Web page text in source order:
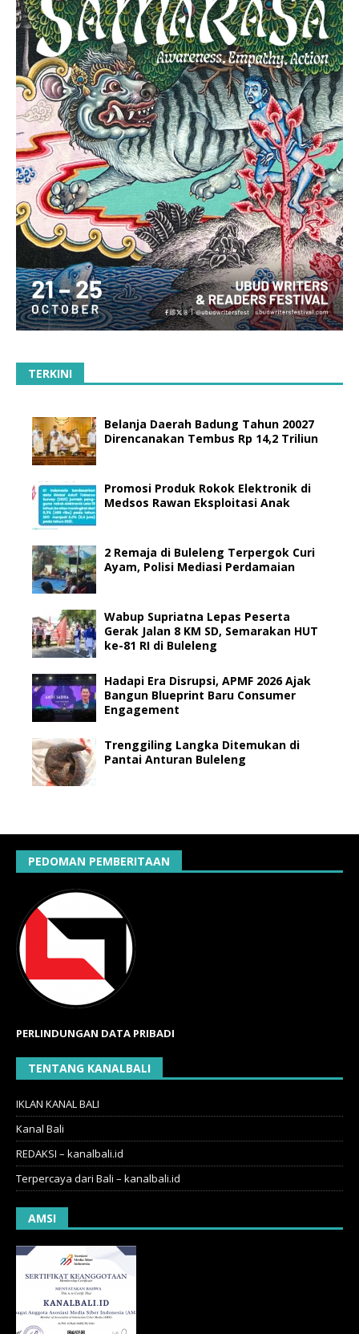
TERKINI
Belanja Daerah Badung Tahun 20027
Direncanakan Tembus Rp 14,2 Triliun
Promosi Produk Rokok Elektronik di
Medsos Rawan Eksploitasi Anak
2 Remaja di Buleleng Terpergok Curi
Ayam, Polisi Mediasi Perdamaian
Wabup Supriatna Lepas Peserta
Gerak Jalan 8 KM SD, Semarakan HUT
ke-81 RI di Buleleng
Hadapi Era Disrupsi, APMF 2026 Ajak
Bangun Blueprint Baru Consumer
Engagement
Trenggiling Langka Ditemukan di
Pantai Anturan Buleleng
PEDOMAN PEMBERITAAN
PERLINDUNGAN DATA PRIBADI
TENTANG KANALBALI
IKLAN KANAL BALI
Kanal Bali
REDAKSI – kanalbali.id
Terpercaya dari Bali – kanalbali.id
AMSI